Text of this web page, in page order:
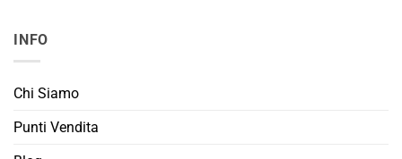
INFO
Chi Siamo
Punti Vendita